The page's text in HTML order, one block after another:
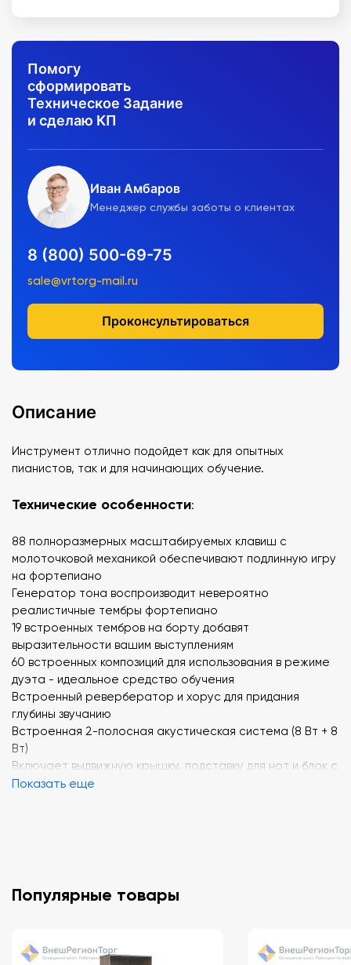
Помогу
сформировать
Техническое Задание
и сделаю КП
Иван Амбаров
Менеджер службы заботы о клиентах
8 (800) 500-69-75
sale@vrtorg-mail.ru
Проконсультироваться
Описание
Инструмент отлично подойдет как для опытных
пианистов, так и для начинающих обучение.
Технические особенности:
88 полноразмерных масштабируемых клавиш с
молоточковой механикой обеспечивают подлинную игру
на фортепиано
Генератор тона воспроизводит невероятно
реалистичные тембры фортепиано
19 встроенных тембров на борту добавят
выразительности вашим выступлениям
60 встроенных композиций для использования в режиме
дуэта - идеальное средство обучения
Встроенный ревербератор и хорус для придания
глубины звучанию
Встроенная 2-полосная акустическая система (8 Вт + 8
Вт)
Включает выдвижную крышку, подставку для нот и блок с
3 педалями
Три уровня чувствительности
Педали: Демпферная (воспринимается полунажатие),
Покрытие: имитация слоновой кости/черного дерева
Полифония: 128-голосовая
Показать еще
Популярные товары